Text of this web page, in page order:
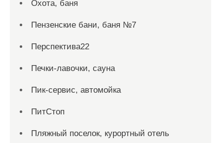
Охота, баня
Пензенские бани, баня №7
Перспектива22
Печки-лавочки, сауна
Пик-сервис, автомойка
ПитСтоп
Пляжный поселок, курортный отель